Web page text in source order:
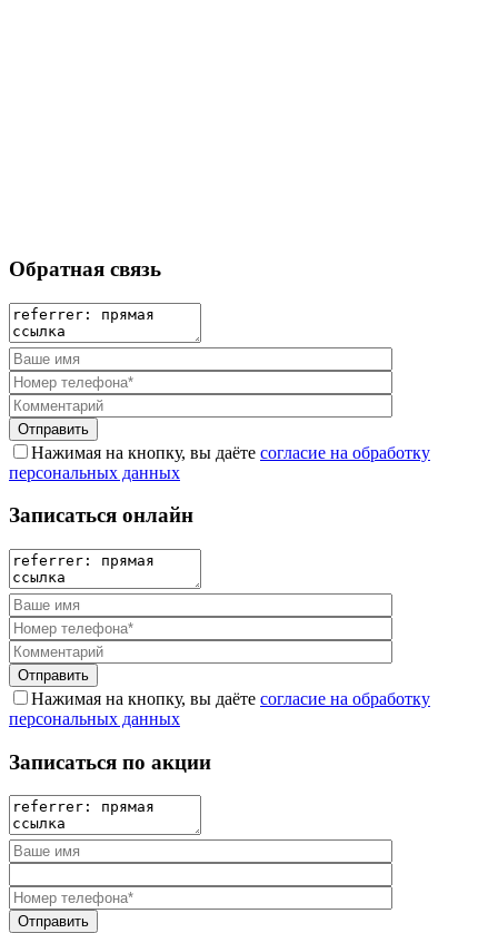
Обратная связь
Нажимая на кнопку, вы даёте согласие на обработку
персональных данных
Записаться онлайн
Нажимая на кнопку, вы даёте согласие на обработку
персональных данных
Записаться по акции